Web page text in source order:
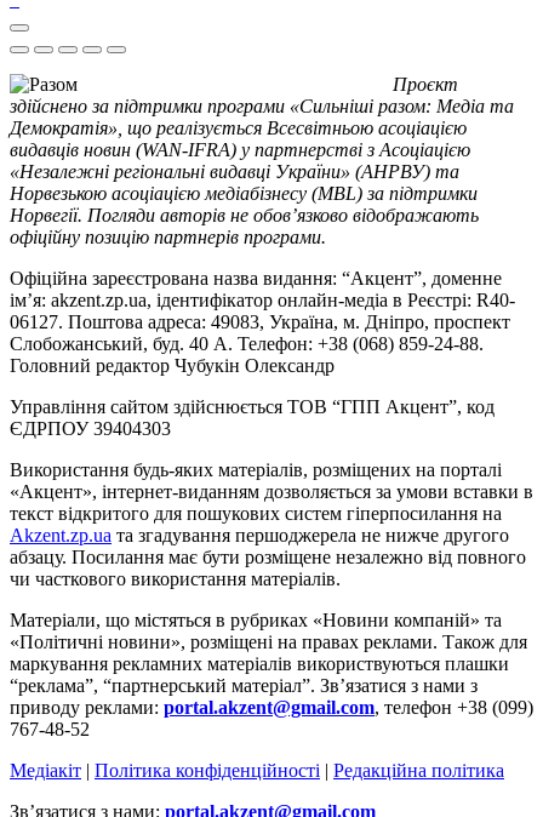
Проєкт
здійснено за підтримки програми «Сильніші разом: Медіа та
Демократія», що реалізується Всесвітньою асоціацією
видавців новин (WAN-IFRA) у партнерстві з Асоціацією
«Незалежні регіональні видавці України» (АНРВУ) та
Норвезькою асоціацією медіабізнесу (MBL) за підтримки
Норвегії. Погляди авторів не обов’язково відображають
офіційну позицію партнерів програми.
Офіційна зареєстрована назва видання: “Акцент”, доменне
ім’я: akzent.zp.ua, ідентифікатор онлайн-медіа в Реєстрі: R40-
06127. Поштова адреса: 49083, Україна, м. Дніпро, проспект
Слобожанський, буд. 40 А. Телефон: +38 (068) 859-24-88.
Головний редактор Чубукін Олександр
Управління сайтом здійснюється ТОВ “ГПП Акцент”, код
ЄДРПОУ 39404303
Використання будь-яких матеріалів, розміщених на порталі
«Акцент», інтернет-виданням дозволяється за умови вставки в
текст відкритого для пошукових систем гіперпосилання на
Akzent.zp.ua та згадування першоджерела не нижче другого
абзацу. Посилання має бути розміщене незалежно від повного
чи часткового використання матеріалів.
Матеріали, що містяться в рубриках «Новини компаній» та
«Політичні новини», розміщені на правах реклами. Також для
маркування рекламних матеріалів використвуються плашки
“реклама”, “партнерський матеріал”. Зв’язатися з нами з
приводу реклами: portal.akzent@gmail.com, телефон +38 (099)
767-48-52
Медіакіт | Політика конфіденційності | Редакційна політика
Зв’язатися з нами: portal.akzent@gmail.com